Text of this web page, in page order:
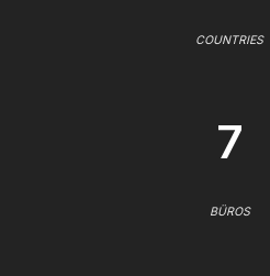
COUNTRIES
7
BÜROS